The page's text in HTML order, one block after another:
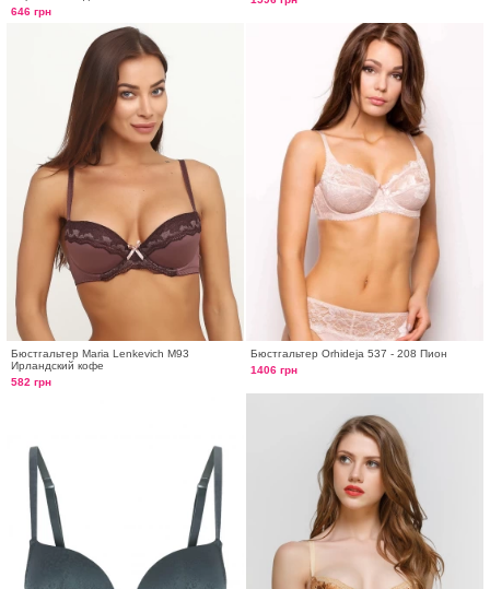
646 грн
Бюстгальтер Maria Lenkevich М93
Ирландский кофе
582 грн
Бюстгальтер Orhideja 537 - 208 Пион
1406 грн